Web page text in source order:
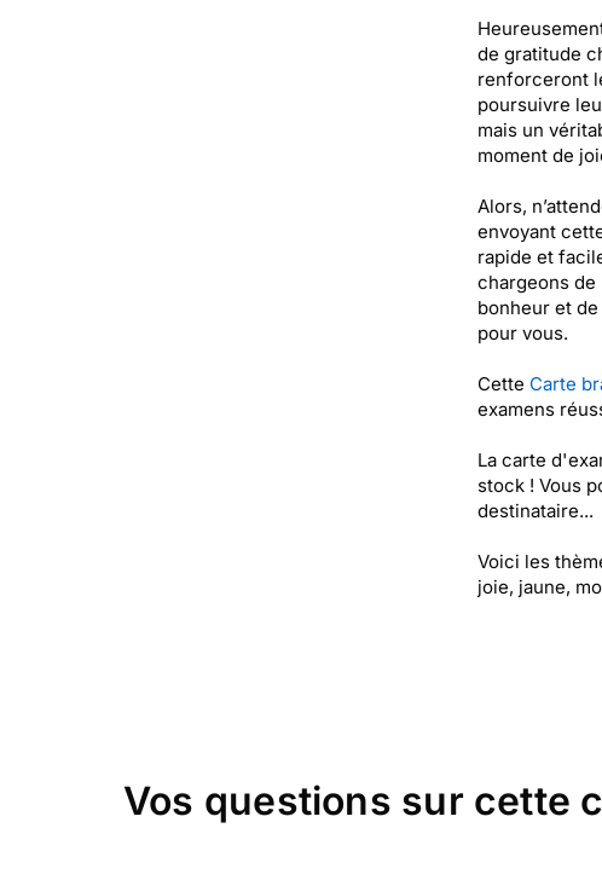
de gratitude
renforceront
poursuivre
mais un
moment de
Alors,
envoyant
rapide et
chargeons de
bonheur et
pour vous.
Cette Carte
examens
La carte
stock ! Vous
destinataire...
Voici les
joie, jaune,
Vos questions sur cette